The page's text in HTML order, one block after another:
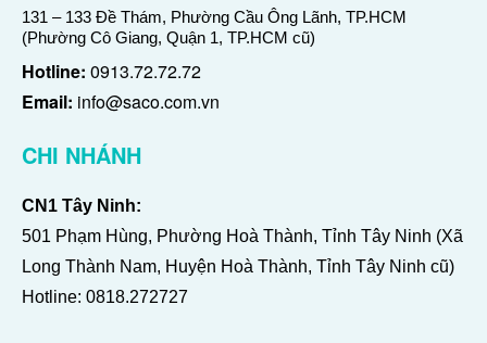
131 – 133 Đề Thám, Phường Cầu Ông Lãnh, TP.HCM
(Phường Cô Giang, Quận 1, TP.HCM cũ)
Hotline: 0913.72.72.72
Email: info@saco.com.vn
CHI NHÁNH
CN1 Tây Ninh:
501 Phạm Hùng, Phường Hoà Thành, Tỉnh Tây Ninh (Xã
Long Thành Nam, Huyện Hoà Thành, Tỉnh Tây Ninh cũ)
Hotline: 0818.272727